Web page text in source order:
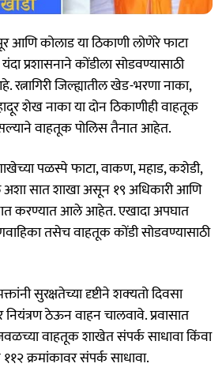
आणि कोलाड या ठिकाणी लोणेरे फाटा
प्रशासनाने कोंडीला सोडवण्यासाठी
जिल्ह्यातील खेड-भरणा नाका,
शेख नाका या दोन ठिकाणीही वाहतूक
वाहतूक पोलिस तैनात आहेत.
पळस्पे फाटा, वाकण, महाड, कशेडी,
सात शाखा असून १९ अधिकारी आणि
करण्यात आले आहेत. एखादा अपघात
तसेच वाहतूक कोंडी सोडवण्यासाठी
सुरक्षतेच्या दृष्टीने शक्‍यतो दिवसा
नियंत्रण ठेऊन वाहन चालवावे. प्रवासात
वाहतूक शाखेत संपर्क साधावा किंवा
क्रमांकावर संपर्क साधावा.